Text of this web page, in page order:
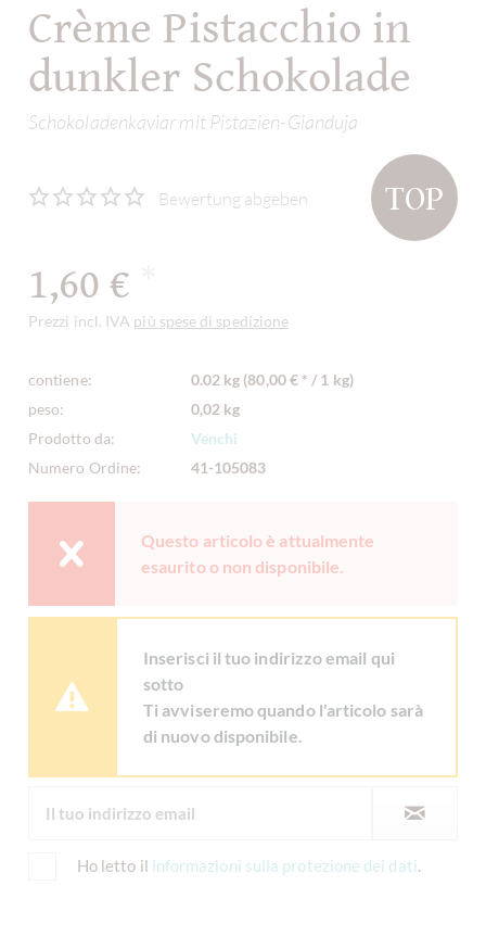
Crème Pistacchio in
dunkler Schokolade
Schokoladenkaviar mit Pistazien-Gianduja
TOP
Bewertung abgeben
1,60 €
Prezzi incl. IVA più spese di spedizione
contiene:
0.02 kg (80,00 € * / 1 kg)
peso:
0,02 kg
Prodotto da:
Venchi
Numero Ordine:
41-105083
Questo articolo è attualmente
esaurito o non disponibile.
Inserisci il tuo indirizzo email qui
sotto
Ti avviseremo quando l'articolo sarà
di nuovo disponibile.
Ho letto il informazioni sulla protezione dei dati.